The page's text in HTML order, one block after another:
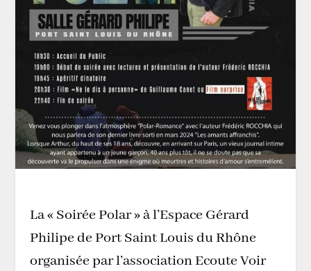
La « Soirée Polar » à l’Espace Gérard
Philipe de Port Saint Louis du Rhône
organisée par l’association Ecoute Voir